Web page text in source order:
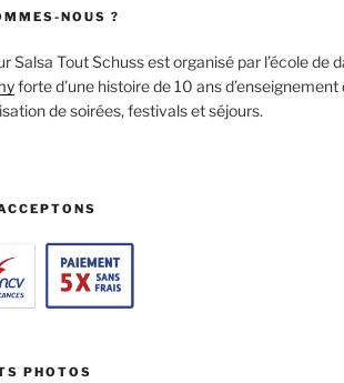
NOUS ?
Salsa Tout Schuss est organisé par l’école de
forte d’une histoire de 10 ans
de soirées, festivals et séjours.
PHOTOS